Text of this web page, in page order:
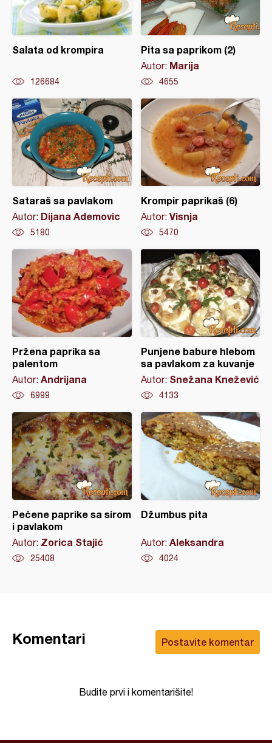
Salata od krompira
126684
Pita sa paprikom (2)
Autor: Marija
4655
Sataraš sa pavlakom
Autor: Dijana Ademovic
5180
Krompir paprikaš (6)
Autor: Visnja
5470
Pržena paprika sa
palentom
Autor: Andrijana
6999
Punjene babure hlebom
sa pavlakom za kuvanje
Autor: Snežana Knežević
4133
Pečene paprike sa sirom
i pavlakom
Autor: Zorica Stajić
25408
Džumbus pita
Autor: Aleksandra
4024
Postavite komentar
Komentari
Budite prvi i komentarišite!